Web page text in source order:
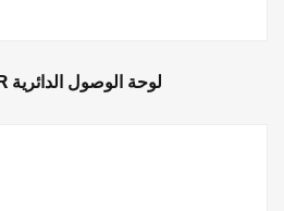
لوحة الوصول الدائرية SS-A41R